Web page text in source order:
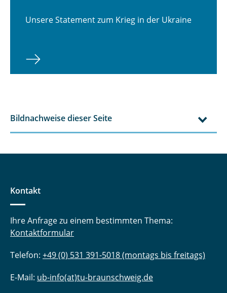
Unsere Statement zum Krieg in der Ukraine
Bildnachweise dieser Seite
Kontakt
Ihre Anfrage zu einem bestimmten Thema:
Kontaktformular
Telefon: +49 (0) 531 391-5018 (montags bis freitags)
E-Mail: ub-info(at)tu-braunschweig.de